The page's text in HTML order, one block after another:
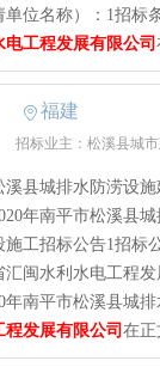
单位名称）：1招标
工程发展有限公司
福建
招标业主：松溪县城
溪县城排水防涝设
年南平市松溪县
施工招标公告1招标
汇闽水利水电工程
年南平市松溪县城
发展有限公司 在正